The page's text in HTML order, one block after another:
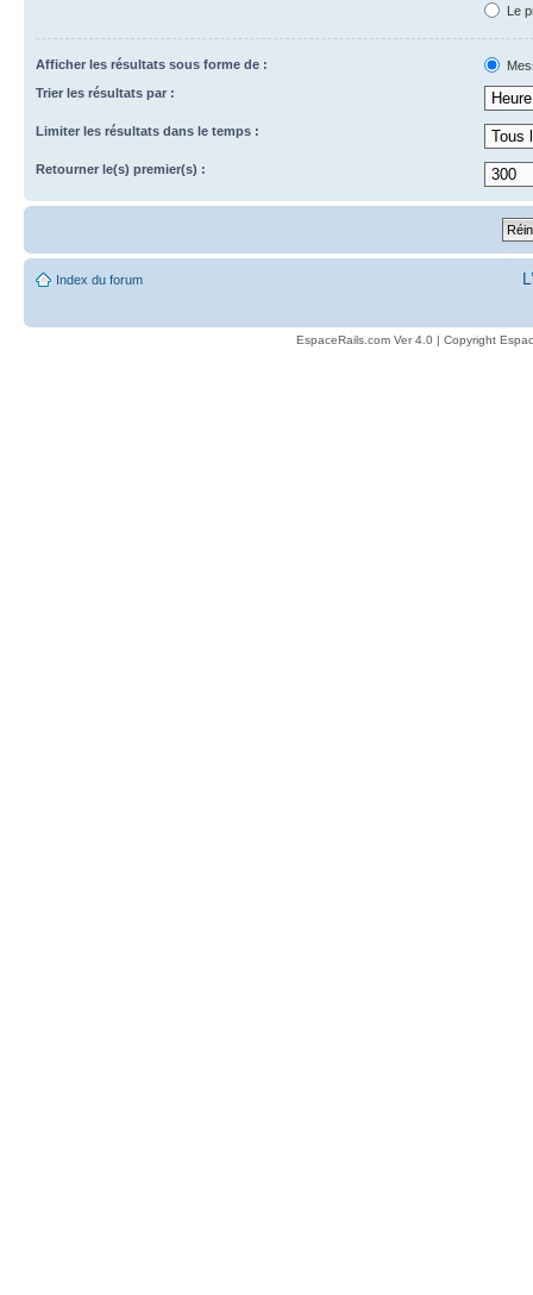
Le
Afficher les résultats sous forme de :
Trier les résultats par :
Limiter les résultats dans le temps :
Retourner le(s) premier(s) :
Index du forum
EspaceRails.com Ver 4.0 | Copyright